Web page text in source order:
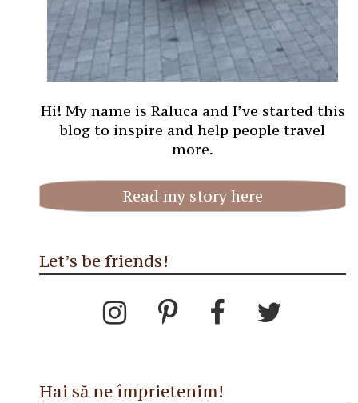
Hi! My name is Raluca and I’ve started this
blog to inspire and help people travel
more.
Read my story here
Let’s be friends!
Hai să ne împrietenim!